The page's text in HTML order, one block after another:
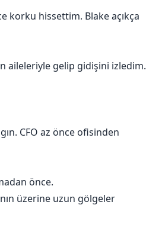
korku hissettim. Blake açıkça
aileleriyle gelip gidişini izledim.
CFO az önce ofisinden
önce.
üzerine uzun gölgeler